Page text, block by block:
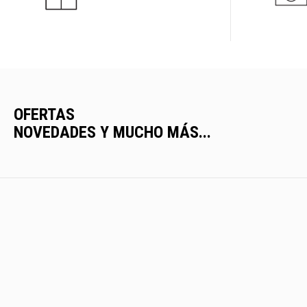
OFERTAS
NOVEDADES Y MUCHO MÁS...